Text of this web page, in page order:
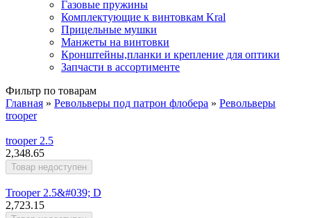
Газовые пружины
Комплектующие к винтовкам Kral
Прицельные мушки
Манжеты на винтовки
Кронштейны,планки и крепление для оптики
Запчасти в ассортименте
Фильтр по товарам
Вы здесь
Главная » Револьверы под патрон флобера » Револьверы
trooper
trooper 2.5
2,348.65
Trooper 2.5&#039; D
2,723.15